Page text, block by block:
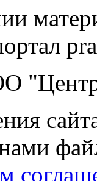
"Центр